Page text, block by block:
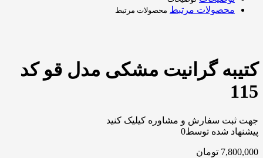
محصولات مرتبط محصولات مرتبط
کتیبه گرانیت مشکی مدل قو کد
115
جهت ثبت سفارش و مشاوره کیلیک کنید
پیشنهاد شده توسط0
7,800,000 تومان